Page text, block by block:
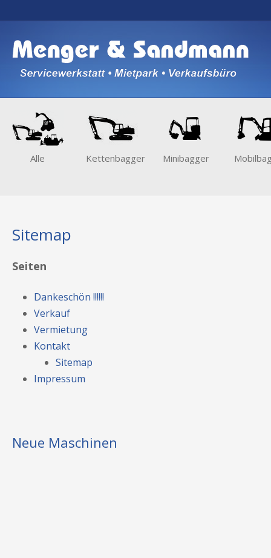
Alle Kettenbagger Minibagger
Sitemap
Seiten
Dankeschön !!!!!!
Verkauf
Vermietung
Kontakt
Sitemap
Impressum
Neue Maschinen